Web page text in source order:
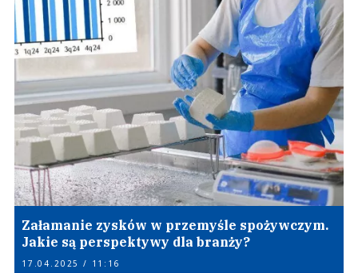
Załamanie zysków w przemyśle spożywczym.
Jakie są perspektywy dla branży?
17.04.2025 / 11:16